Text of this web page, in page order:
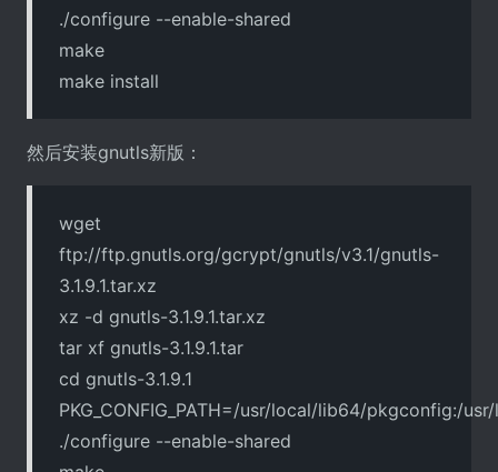
./configure --enable-shared
make
make install
然后安装gnutls新版：
wget
ftp://ftp.gnutls.org/gcrypt/gnutls/v3.1/gnutls-
3.1.9.1.tar.xz
xz -d gnutls-3.1.9.1.tar.xz
tar xf gnutls-3.1.9.1.tar
cd gnutls-3.1.9.1
PKG_CONFIG_PATH=/usr/local/lib64/pkgconfig:/
./configure --enable-shared